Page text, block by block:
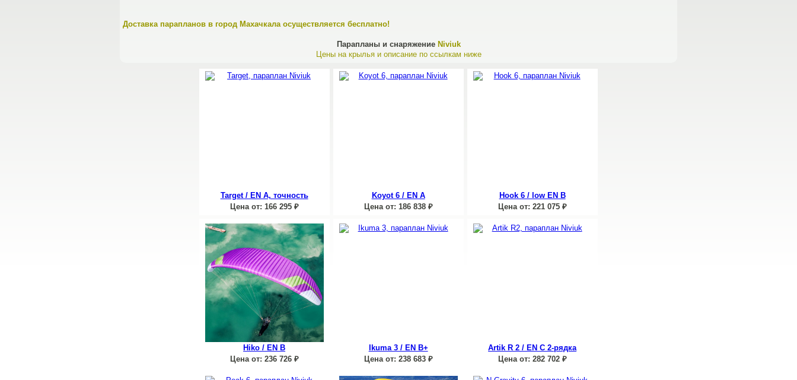
Доставка парапланов в город Махачкала осуществляется бесплатно!
Парапланы и снаряжение Niviuk
Цены на крылья и описание по ссылкам ниже
Target / EN A, точность
Цена от: 166 295₽
Koyot 6 / EN A
Цена от: 186 838₽
Hook 6 / low EN B
Цена от: 221 075₽
Hiko / EN B
Цена от: 236 726₽
Ikuma 3 / EN B+
Цена от: 238 683₽
Artik R 2 / EN C 2-рядка
Цена от: 282 702₽